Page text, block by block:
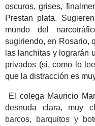
oscuros, grises,
Prestan plata.
mundo del
sugiriendo, en Rosario,
las lanchitas y lograrán
privados (si, como lo
que la distracción es
El colega Mauricio
desnuda clara, muy
barcos, barquitos y